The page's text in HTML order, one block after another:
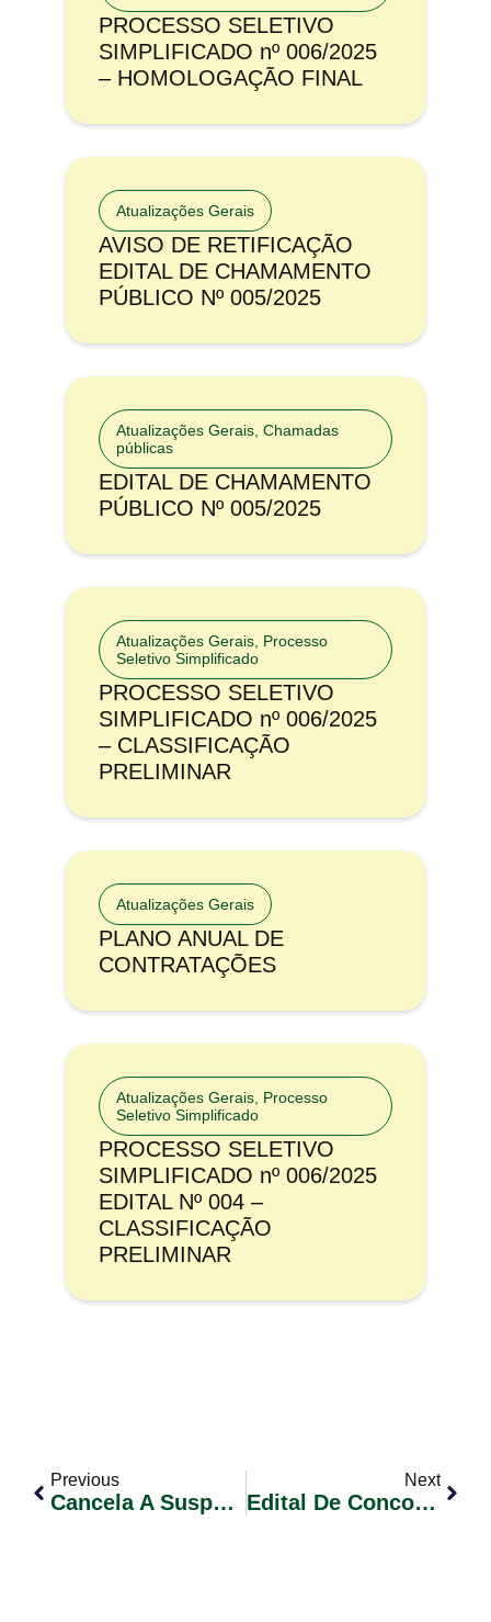
PROCESSO SELETIVO
SIMPLIFICADO nº 006/2025
– HOMOLOGAÇÃO FINAL
Atualizações Gerais
AVISO DE RETIFICAÇÃO
EDITAL DE CHAMAMENTO
PÚBLICO Nº 005/2025
Atualizações Gerais Chamadas
públicas
EDITAL DE CHAMAMENTO
PÚBLICO Nº 005/2025
Atualizações Gerais Processo
Seletivo Simplificado
PROCESSO SELETIVO
SIMPLIFICADO nº 006/2025
– CLASSIFICAÇÃO
PRELIMINAR
Atualizações Gerais
PLANO ANUAL DE
CONTRATAÇÕES
Atualizações Gerais Processo
Seletivo Simplificado
PROCESSO SELETIVO
SIMPLIFICADO nº 006/2025
EDITAL Nº 004 –
CLASSIFICAÇÃO
PRELIMINAR
Previous
Cancela A Suspensão Da Convocação De Candidato Classificado – Concurso Público 01/2023 (Agente Administrativo)
Next
Edital De Concorrência Nº 15/2024 – Reforma Do Prédio Onde Está Localizado O Conselho Tutelar